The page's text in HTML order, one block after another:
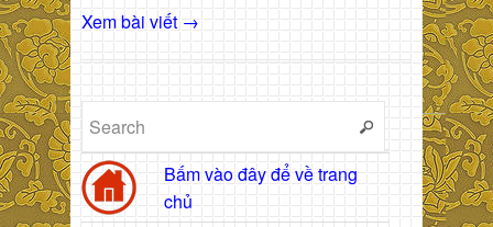
Xem bài viết →
Bấm vào đây để về trang
chủ